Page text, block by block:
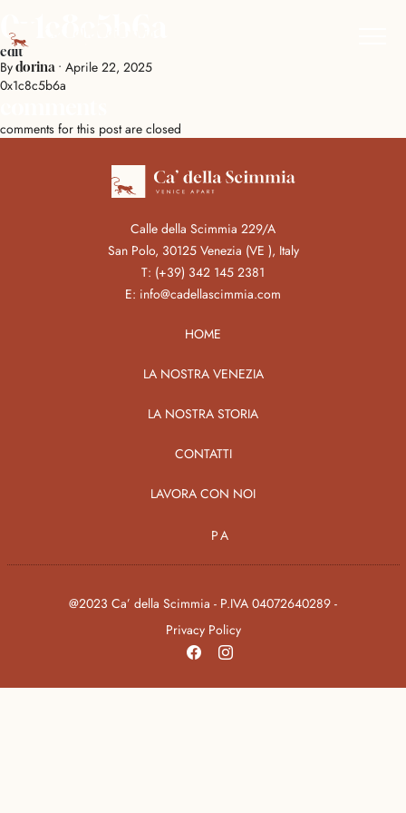
0x1c8c5b6a
edit
Bydorina • Aprile 22, 2025
0x1c8c5b6a
comments for this post are closed
Calle della Scimmia 229/A
San Polo, 30125 Venezia (VE ), Italy
T: (+39) 342 145 2381
E: info@cadellascimmia.com
HOME
LA NOSTRA VENEZIA
LA NOSTRA STORIA
CONTATTI
LAVORA CON NOI
PA
@2023 Ca’ della Scimmia - P.IVA 04072640289 -
Privacy Policy